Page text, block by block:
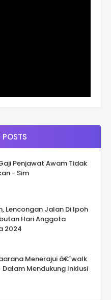
POSTS
Penjawat Awam Tidak
- Sim
Lencongan Jalan Di Ipoh
Hari Anggota
2024
Menerajui â€˜walk
Mendukung Inklusi